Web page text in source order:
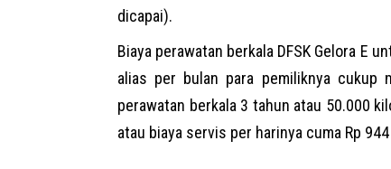
dicapai).
Biaya perawatan berkala DFSK Gelora E
alias per bulan para pemiliknya cukup
perawatan berkala 3 tahun atau 50.000
atau biaya servis per harinya cuma Rp